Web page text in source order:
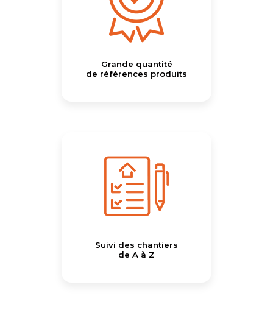
Grande quantité
de références produits
Suivi des chantiers
de A à Z